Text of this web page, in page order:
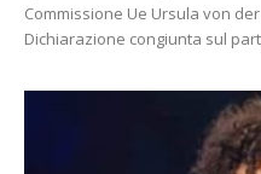
Commissione Ue Ursula von
Dichiarazione congiunta sul